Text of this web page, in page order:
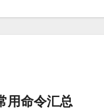
用命令汇总